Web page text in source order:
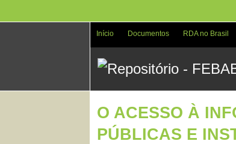
Início Documentos RDA no Brasil
O ACESSO À
PÚBLICAS E